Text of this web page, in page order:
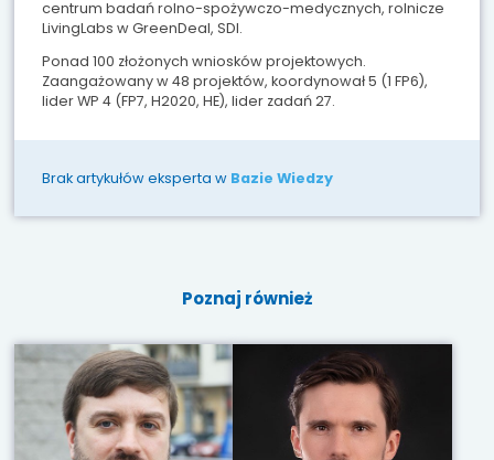
centrum badań rolno-spożywczo-medycznych, rolnicze
LivingLabs w GreenDeal, SDI.
Ponad 100 złożonych wniosków projektowych.
Zaangażowany w 48 projektów, koordynował 5 (1 FP6),
lider WP 4 (FP7, H2020, HE), lider zadań 27.
Brak artykułów eksperta w Bazie Wiedzy
Poznaj również